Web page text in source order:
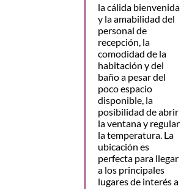
la cálida bienvenida
y la amabilidad del
personal de
recepción, la
comodidad de la
habitación y del
baño a pesar del
poco espacio
disponible, la
posibilidad de abrir
la ventana y regular
la temperatura. La
ubicación es
perfecta para llegar
a los principales
lugares de interés a